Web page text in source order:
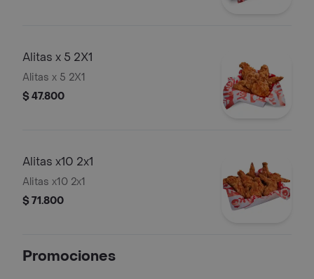
Alitas x 5 2X1
Alitas x 5 2X1
$ 47.800
Alitas x10 2x1
Alitas x10 2x1
$ 71.800
Promociones